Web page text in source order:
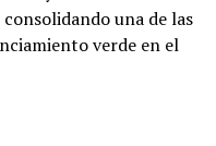
una de las
verde en el